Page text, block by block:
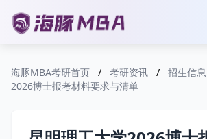
海豚MBA考研首页 / 考研资讯 / 招生信息
2026博士报考材料要求与清单